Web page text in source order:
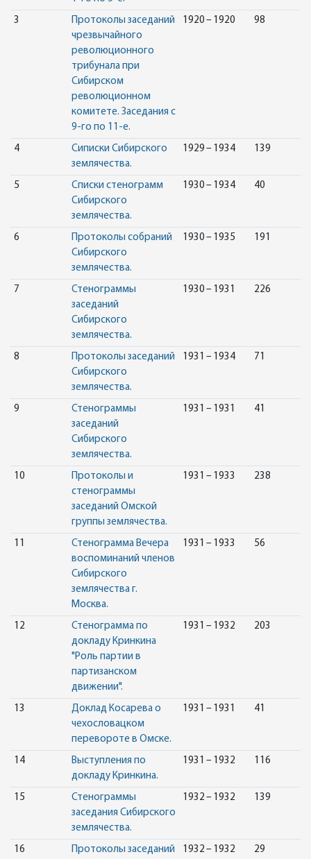
3
Протоколы заседаний
чрезвычайного
революционного
трибунала при
Сибирском
революционном
комитете. Заседания с
9-го по 11-е.
1920 – 1920 98
4
Сиписки Сибирского
землячества.
1929 – 1934 139
5
Списки стенограмм
Сибирского
землячества.
1930 – 1934 40
6
Протоколы собраний
Сибирского
землячества.
1930 – 1935 191
7
Стенограммы
заседаний
Сибирского
землячества.
1930 – 1931 226
8
Протоколы заседаний
Сибирского
землячества.
1931 – 1934 71
9
Стенограммы
заседаний
Сибирского
землячества.
1931 – 1931 41
10
Протоколы и
стенограммы
заседаний Омской
группы землячества.
1931 – 1933 238
11
Стенограмма Вечера
воспоминаний членов
Сибирского
землячества г.
Москва.
1931 – 1933 56
12
Стенограмма по
докладу Кринкина
"Роль партии в
партизанском
движении".
1931 – 1932 203
13
Доклад Косарева о
чехословацком
перевороте в Омске.
1931 – 1931 41
14
Выступления по
докладу Кринкина.
1931 – 1932 116
15
Стенограммы
заседания Сибирского
землячества.
1932 – 1932 139
16
Протоколы заседаний
1932 – 1932 29